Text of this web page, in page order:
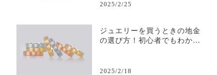
2025/2/25
ジュエリーを買うときの地金
の選び方！初心者でもわかる
2025/2/18